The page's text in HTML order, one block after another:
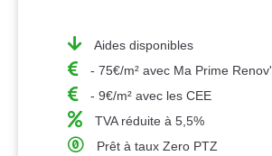
Aides disponibles
- 75€/m² avec Ma Prime Renov'
- 9€/m² avec les CEE
TVA réduite à 5,5%
Prêt à taux Zero PTZ